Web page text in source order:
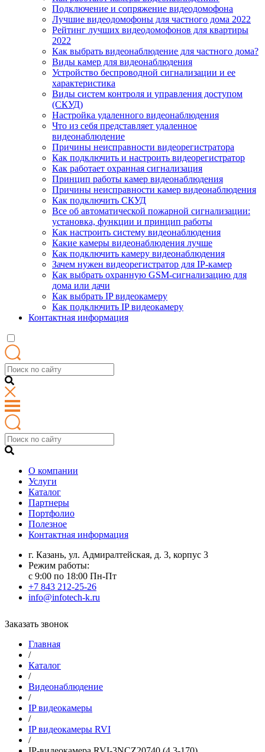
Подключение и сопряжение видеодомофона
Лучшие видеодомофоны для частного дома 2022
Рейтинг лучших видеодомофонов для квартиры
2022
Как выбрать видеонаблюдение для частного дома?
Виды камер для видеонаблюдения
Устройство беспроводной сигнализации и ее
характеристика
Виды систем контроля и управления доступом
(СКУД)
Настройка удаленного видеонаблюдения
Что из себя представляет удаленное
видеонаблюдение
Причины неисправности видеорегистратора
Как подключить и настроить видеорегистратор
Как работает охранная сигнализация
Принцип работы камер видеонаблюдения
Причины неисправности камер видеонаблюдения
Как подключить СКУД
Все об автоматической пожарной сигнализации:
установка, функции и принцип работы
Как настроить систему видеонаблюдения
Какие камеры видеонаблюдения лучше
Как подключить камеру видеонаблюдения
Зачем нужен видеорегистратор для IP-камер
Как выбрать охранную GSM-сигнализацию для
дома или дачи
Как выбрать IP видеокамеру
Как подключить IP видеокамеру
Контактная информация
О компании
Услуги
Каталог
Партнеры
Портфолио
Полезное
Контактная информация
г. Казань, ул. Адмиралтейская, д. 3, корпус 3
Режим работы:
с 9:00 по 18:00 Пн-Пт
+7 843 212-25-26
info@infotech-k.ru
Заказать звонок
Главная
/
Каталог
/
Видеонаблюдение
/
IP видеокамеры
/
IP видеокамеры RVI
/